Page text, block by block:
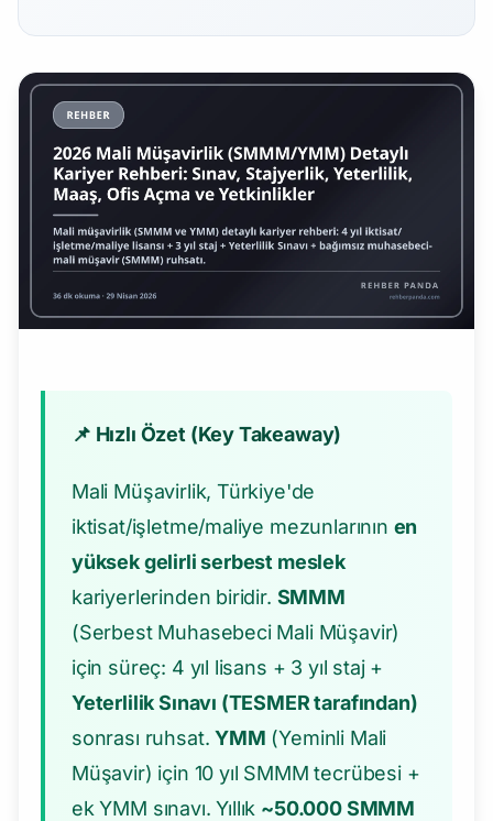
📌 Hızlı Özet (Key Takeaway)
Mali Müşavirlik, Türkiye'de
iktisat/işletme/maliye mezunlarının en
yüksek gelirli serbest meslek
kariyerlerinden biridir. SMMM
(Serbest Muhasebeci Mali Müşavir)
için süreç: 4 yıl lisans + 3 yıl staj +
Yeterlilik Sınavı (TESMER tarafından)
sonrası ruhsat.YMM (Yeminli Mali
Müşavir) için 10 yıl SMMM tecrübesi +
ek YMM sınavı. Yıllık ~50.000 SMMM